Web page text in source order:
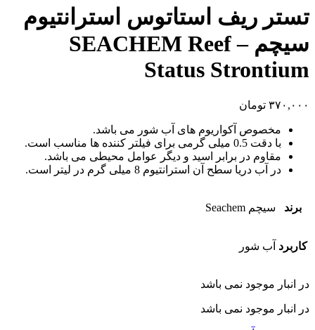
تستر ریف استاتوس استرانتیوم
سیچم – SEACHEM Reef
Status Strontium
۳۷۰,۰۰۰ تومان
مخصوص آکواریوم های آب شور می باشد.
با دقت 0.5 میلی گرمی برای فیلتر کننده ها مناسب است.
مقاوم در برابر اسید و دیگر عوامل محیطی می باشد.
در آب دریا سطح آن استرانتیوم 8 میلی گرم در لیتر است.
برند سیچم Seachem
کاربرد آب شور
در انبار موجود نمی باشد
در انبار موجود نمی باشد